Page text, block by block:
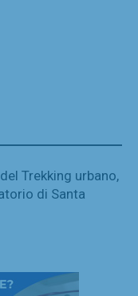
Trekking urbano,
di Santa